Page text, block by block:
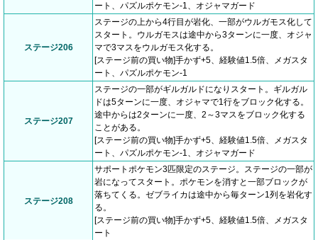
ート、パズルポケモン-1、オジャマガード
ステージ206
ステージの上から4行目が岩化、一部がウルガモス化して
スタート。ウルガモスは途中から3ターンに一度、オジャ
マで3マスをウルガモス化する。
[ステージ前の買い物]手かず+5、経験値1.5倍、メガスタ
ート、パズルポケモン-1
ステージ207
ステージの一部がギルガルドになりスタート。ギルガル
ドは5ターンに一度、オジャマで1行をブロック化する。
途中からは2ターンに一度、2～3マスをブロック化する
ことがある。
[ステージ前の買い物]手かず+5、経験値1.5倍、メガスタ
ート、パズルポケモン-1、オジャマガード
ステージ208
サポートポケモン3匹限定のステージ。ステージの一部が
岩になってスタート。ポケモンを消すと一部ブロックが
落ちてくる。ゼブライカは途中から毎ターン1列を岩化す
る。
[ステージ前の買い物]手かず+5、経験値1.5倍、メガスタ
ート